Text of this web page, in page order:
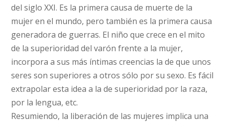
del siglo XXI. Es la primera causa de muerte de la
mujer en el mundo, pero también es la primera causa
generadora de guerras. El niño que crece en el mito
de la superioridad del varón frente a la mujer,
incorpora a sus más íntimas creencias la de que unos
seres son superiores a otros sólo por su sexo. Es fácil
extrapolar esta idea a la de superioridad por la raza,
por la lengua, etc.
Resumiendo, la liberación de las mujeres implica una